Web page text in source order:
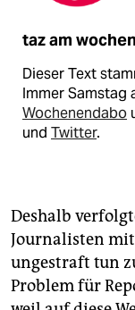
taz am
Dieser Text
Immer Samstag
Wochenendabo
und Twitter.
Deshalb
Journalisten mit
ungestraft tun
Problem für